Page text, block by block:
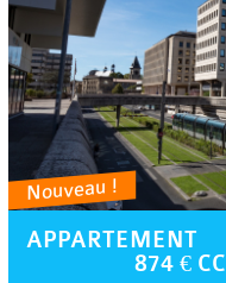
Nouveau !
APPARTEMENT
874 € CC